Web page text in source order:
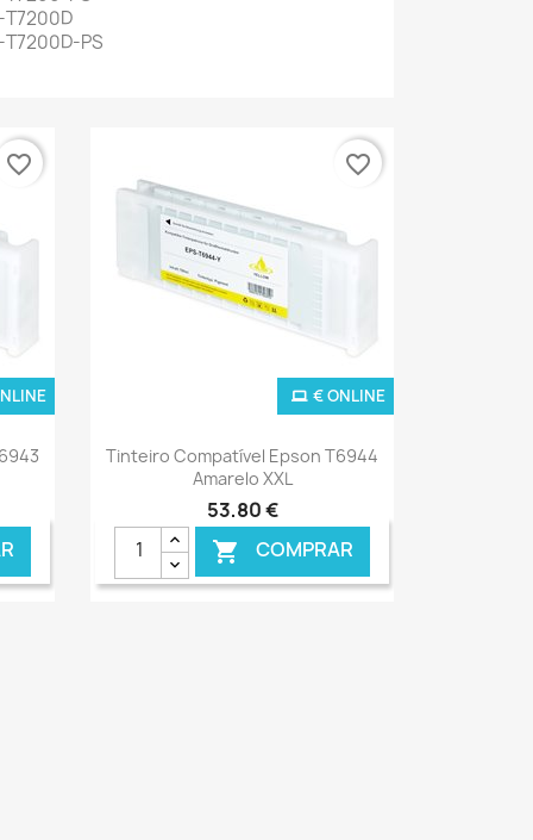
T7200D
PS
favorite_border
Ver+
Tinteiro Compatível Epson T6944
Amarelo XXL
53,80 €
 COMPRAR
€ ONLINE
favorite_border